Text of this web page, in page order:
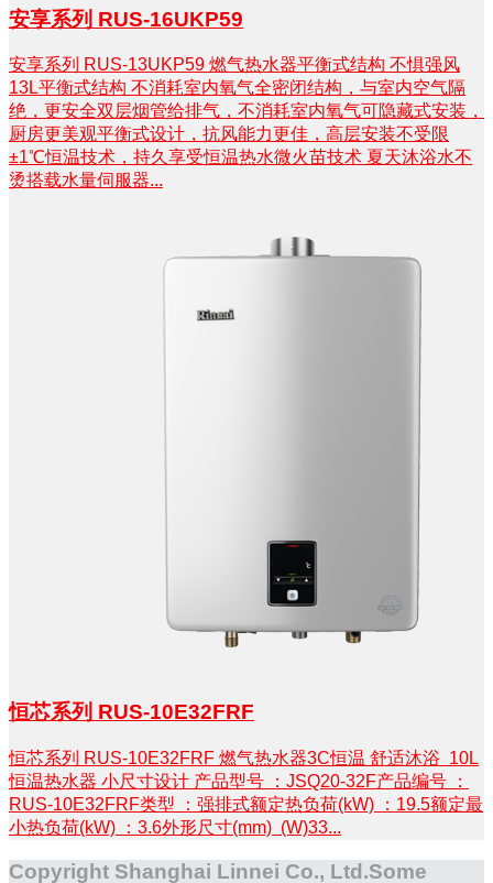
安享系列 RUS-16UKP59
安享系列 RUS-13UKP59 燃气热水器平衡式结构 不惧强风
13L平衡式结构 不消耗室内氧气全密闭结构，与室内空气隔
绝，更安全双层烟管给排气，不消耗室内氧气可隐藏式安装，
厨房更美观平衡式设计，抗风能力更佳，高层安装不受限
±1℃恒温技术，持久享受恒温热水微火苗技术 夏天沐浴水不
烫搭载水量伺服器...
恒芯系列 RUS-10E32FRF
恒芯系列 RUS-10E32FRF 燃气热水器3C恒温 舒适沐浴 10L
恒温热水器 小尺寸设计 产品型号 ：JSQ20-32F产品编号 ：
RUS-10E32FRF类型 ：强排式额定热负荷(kW) ：19.5额定最
小热负荷(kW) ：3.6外形尺寸(mm) (W)33...
Copyright Shanghai Linnei Co., Ltd.Some